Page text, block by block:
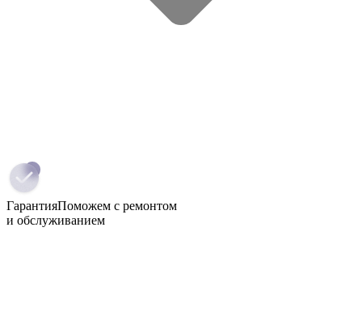
ГарантияПоможем с ремонтом
и обслуживанием